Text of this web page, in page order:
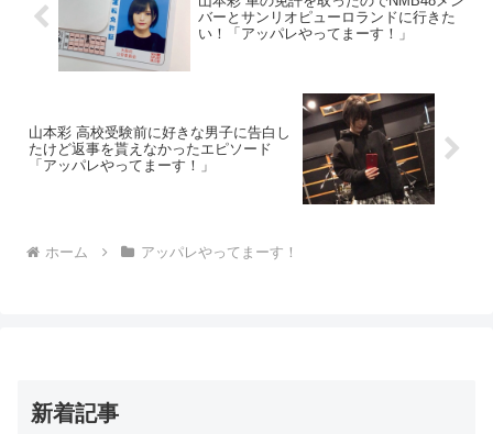
バーとサンリオピューロランドに行きた
い！「アッパレやってまーす！」
山本彩 高校受験前に好きな男子に告白し
たけど返事を貰えなかったエピソード
「アッパレやってまーす！」
ホーム アッパレやってまーす！
新着記事